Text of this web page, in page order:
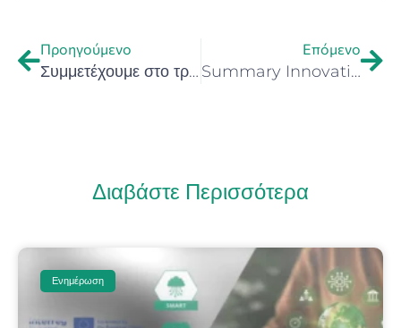
Προηγούμενο
Συμμετέχουμε στο τριήμερο συνέδριο Retaste και στην ημερίδα: Smart Innovation Symposium 27 – 29 Σεπτεμβρίου 2023 Χαροκόπειο Πανεπιστήμιο, Αθήνα
Επόμενο
Summary Innovation Index 2023: Η Περιφέρεια Κρήτης στην 2η θέση στην Ελλάδα (Συνοπτικός δείκτης καινοτομίας της Ευρωπαϊκής Επιτροπής)
Διαβάστε Περισσότερα
Ενημέρωση